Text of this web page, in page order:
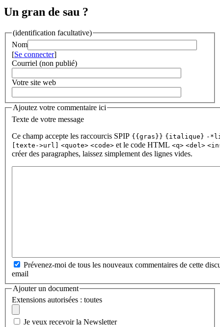
Un gran de sau ?
(identification facultative)
Nom
[Se connecter]
Courriel (non publié)
Votre site web
Ajoutez votre commentaire ici
Texte de votre message
Ce champ accepte les raccourcis SPIP {{gras}} {italique} -
[texte->url] <quote> <code> et le code HTML <q> <del>
créer des paragraphes, laissez simplement des lignes vides.
Prévenez-moi de tous les nouveaux commentaires de cette
email
Ajouter un document
Extensions autorisées : toutes
Je veux recevoir la Newsletter